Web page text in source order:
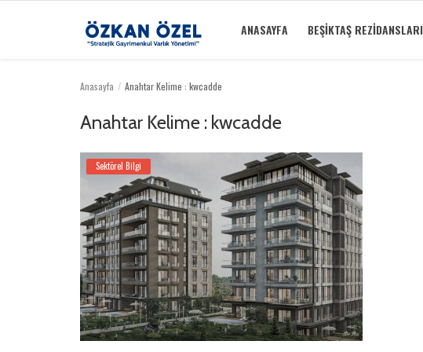
ANASAYFA BEŞIKTAŞ REZIDANSLARI
Anasayfa Anahtar Kelime : kwcadde
Anahtar Kelime : kwcadde
Sektörel Bilgi